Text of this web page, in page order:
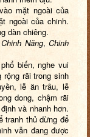
mặt ngoài của
ngoài của chinh.
dàn chiêng.
Chinh Năng, Chinh
biến, nghe vui
rãi trong sinh
lễ ăn trâu, lễ
dong, chậm rãi
và nhanh hơn.
tranh thủ dừng để
vẫn đang được